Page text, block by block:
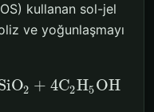
kullanan sol-jel
ve yoğunlaşmayı
2 + 4C2H5OH